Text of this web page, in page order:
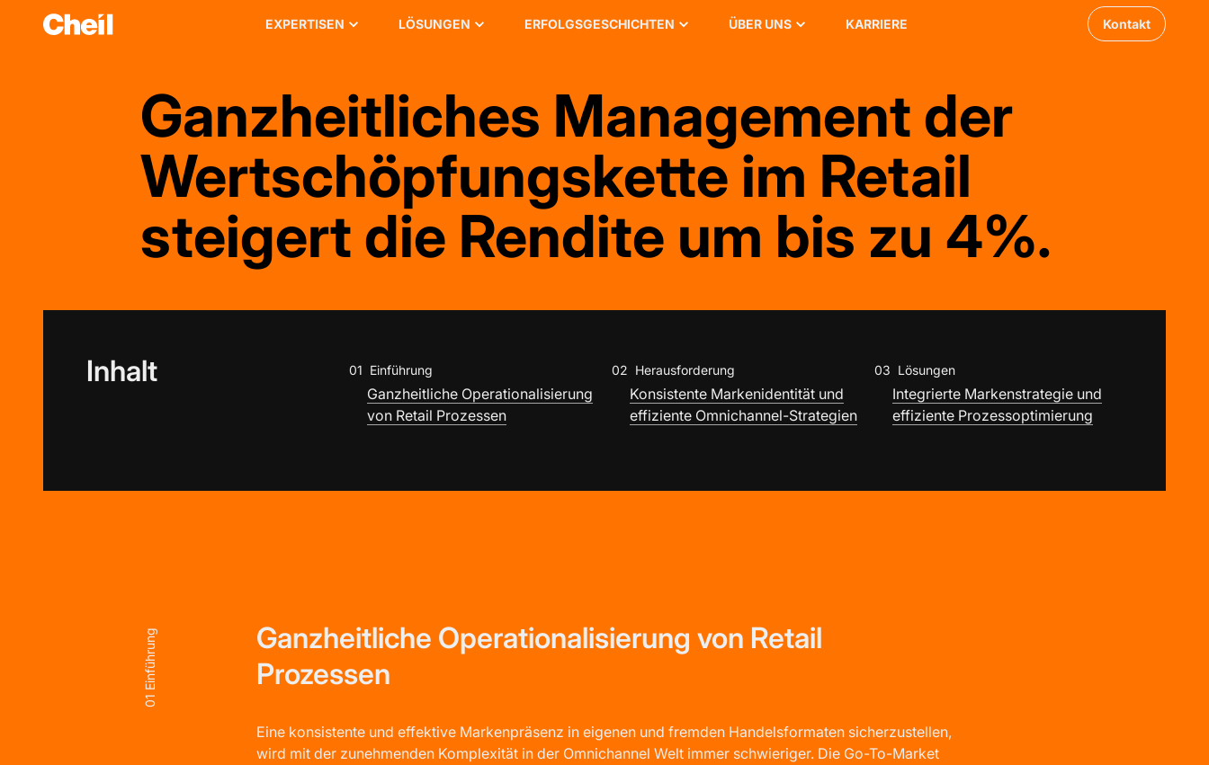
EXPERTISEN LÖSUNGEN ERFOLGSGESCHICHTEN ÜBER UNS KARRIERE Kontakt
Ganzheitliches Management der
Wertschöpfungskette im Retail
steigert die Rendite um bis zu 4%.
Inhalt 01 Einführung
Ganzheitliche Operationalisierung
von Retail Prozessen
02 Herausforderung
Konsistente Markenidentität und
effiziente Omnichannel-Strategien
03 Lösungen
Integrierte Markenstrategie und
effiziente Prozessoptimierung
01
Einführung
Ganzheitliche Operationalisierung von Retail
Prozessen
Eine konsistente und effektive Markenpräsenz in eigenen und fremden Handelsformaten sicherzustellen,
wird mit der zunehmenden Komplexität in der Omnichannel Welt immer schwieriger. Die Go-To-Market